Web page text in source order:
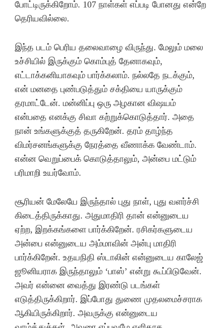
போட்டிருக்கிறோம். 107 நாள்கள் எப்படி போனது என்றே
தெரியவில்லை.
இந்த படம் பெரிய தலைவாழை விருந்து. மேலும் மலை
உச்சியில் இருக்கும் கொம்புத் தேனாகவும்,
எட்டாக்கனியாகவும் பார்க்கலாம். நல்லதே நடக்கும்,
என் மனதை புண்படுத்தும் சக்தியை யாருக்கும்
தரமாட்டேன். மன்னிப்பு ஒரு அழகான விஷயம்
என்பதை எனக்கு சிவா கற்றுக்கொடுத்தார். அதை
நான் உங்களுக்குத் தருகிறேன். தரம் தாழ்ந்த
விமர்சனங்களுக்கு நேரத்தை வீணாக்க வேண்டாம்.
என்ன வெறுப்பைக் கொடுத்தாலும், அன்பை மட்டும்
பரிமாறி உயர்வோம்.
சூரியன் மேலேயே இருந்தால் புது நாள், புது வளர்ச்சி
கிடைத்திருக்காது. அதுமாதிரி தான் என்னுடைய
ஏற்ற, இறக்கங்களை பார்க்கிறேன். ரசிகர்களுடைய
அன்பை என்னுடைய அம்மாவின் அன்பு மாதிரி
பார்க்கிறேன். உதயநிதி ஸ்டாலின் என்னுடைய காலேஜ்
ஜூனியராக இருந்தாலும் ‘பாஸ்’ என்று கூப்பிடுவேன்.
அவர் என்னை வைத்து இரண்டு படங்கள்
எடுத்திருக்கிறார். இப்போது துணை முதலமைச்சராக
ஆகியிருக்கிறார். அவருக்கு என்னுடைய